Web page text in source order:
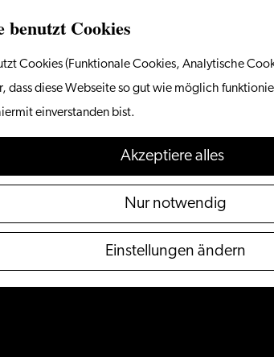
benutzt Cookies
Cookies (Funktionale Cookies, Analytische
dass diese Webseite so gut wie möglich
einverstanden bist.
Akzeptiere alles
Nur notwendig
Einstellungen ändern